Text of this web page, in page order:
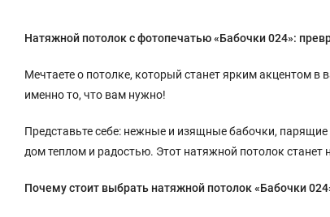
Натяжной потолок с фотопечатью «Бабочки 024»:
Мечтаете о потолке, который станет ярким акцентом
именно то, что вам нужно!
Представьте себе: нежные и изящные бабочки,
дом теплом и радостью. Этот натяжной потолок
Почему стоит выбрать натяжной потолок «Бабочки